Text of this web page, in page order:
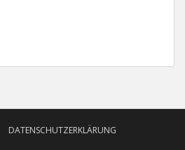
DATENSCHUTZERKLÄRUNG